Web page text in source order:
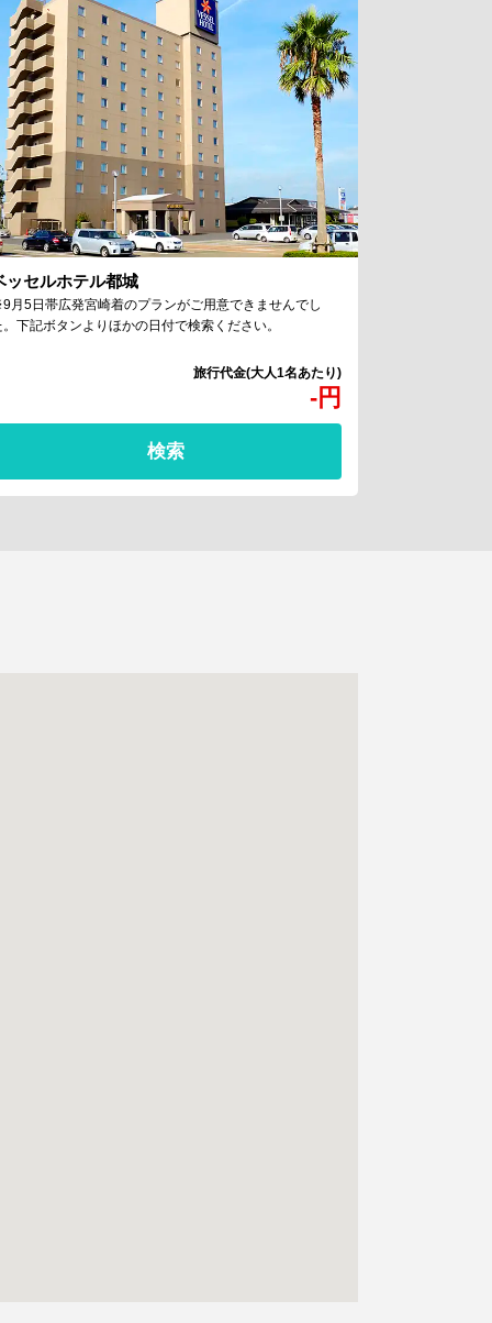
ッセルホテル都城
-円
月5日帯広発宮崎着のプランがご用意できませんでし
。下記ボタンよりほかの日付で検索ください。
検索